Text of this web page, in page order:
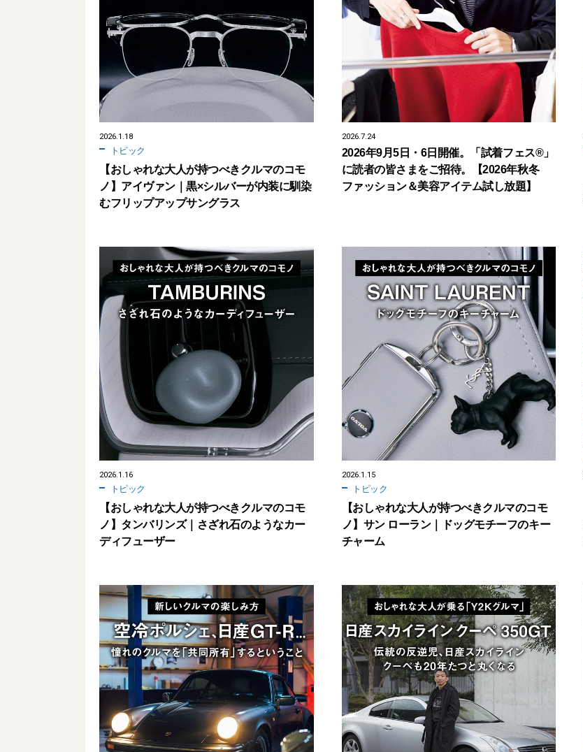
2026.1.18
トピック
【おしゃれな大人が持つべきクルマのコモ
ノ】アイヴァン｜黒×シルバーが内装に馴染
むフリップアップサングラス
2026.7.24
2026年9月5日・6日開催。「試着フェス®︎」
に読者の皆さまをご招待。【2026年秋冬
ファッション＆美容アイテム試し放題】
2026.1.16
トピック
【おしゃれな大人が持つべきクルマのコモ
ノ】タンバリンズ｜さざれ石のようなカー
ディフューザー
2026.1.15
トピック
【おしゃれな大人が持つべきクルマのコモ
ノ】サン ローラン｜ドッグモチーフのキー
チャーム